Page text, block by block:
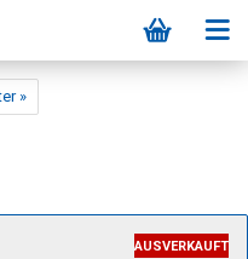
»
AUSVERKAUFT